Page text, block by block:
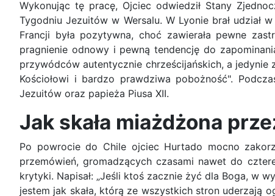
Wykonując tę pracę, Ojciec odwiedził Stany
Tygodniu Jezuitów w Wersalu. W Lyonie brał
Francji była pozytywna, choć zawierała pewne
pragnienie odnowy i pewną tendencję do
przywódców autentycznie chrześcijańskich, a jedynie
Kościołowi i bardzo prawdziwa pobożność".
Jezuitów oraz papieża Piusa XII.
Jak skała miażdżona
Po powrocie do Chile ojciec Hurtado mocno
przemówień, gromadzących czasami nawet do
krytyki. Napisał: „Jeśli ktoś zacznie żyć dla Boga, w
jestem jak skała, którą ze wszystkich stron uderzają